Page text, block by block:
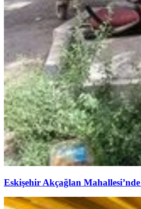
Eskişehir Akçağlan